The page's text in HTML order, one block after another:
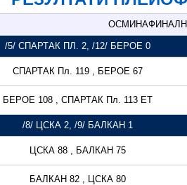
/5/ СПАРТАК ПЛ. 2, /12/ БЕРОЕ 0
СПАРТАК Пл. 119 , БЕРОЕ 67
БЕРОЕ 108 , СПАРТАК Пл. 113 ЕТ
/8/ ЦСКА 2, /9/ БАЛКАН 1
ЦСКА 88 , БАЛКАН 75
БАЛКАН 82 , ЦСКА 80